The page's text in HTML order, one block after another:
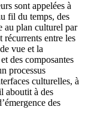
sont appelées à
fil du temps, des
au plan culturel par
récurrents entre les
vue et la
des composantes
processus
culturelles, à
aboutit à des
des